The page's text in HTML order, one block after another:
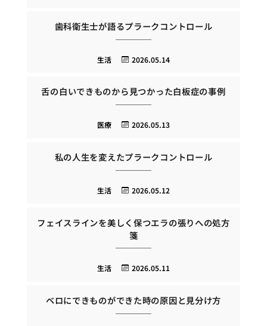
歯科衛生士が語るプラークコントロール
2026.05.14
生活
舌の白いできものから見つかった白板症の事例
2026.05.13
医療
私の人生を変えたプラークコントロール
2026.05.12
生活
フェイスラインを美しく保つエラの張りへの処方
箋
2026.05.11
生活
ベロにできものができた時の原因と見分け方